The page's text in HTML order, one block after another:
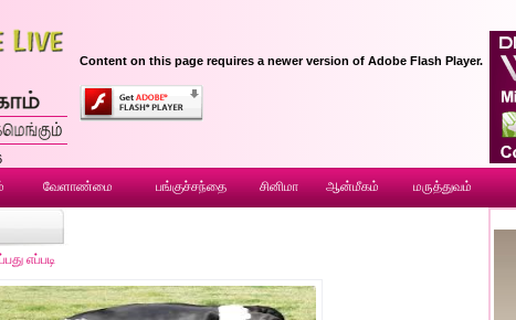
Content on this page requires a newer version of Adobe Flash Player.
வேளாண்மை பங்குச்சந்தை சினிமா ஆன்மீகம் மருத்துவம்
எப்படி